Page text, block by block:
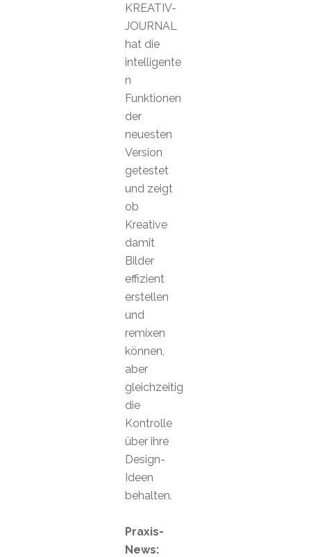
KREATIV-
JOURNAL
hat die
intelligente
n
Funktionen
der
neuesten
Version
getestet
und zeigt
ob
Kreative
damit
Bilder
effizient
erstellen
und
remixen
können,
aber
gleichzeitig
die
Kontrolle
über ihre
Design-
Ideen
behalten.
Praxis-
News: